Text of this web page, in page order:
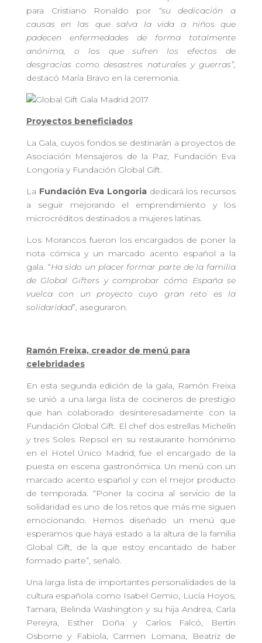
para Cristiano Ronaldo por “su dedicación a
causas en las que salva la vida a niños que
padecen enfermedades de forma totalmente
anónima, o los que sufren los efectos de
desgracias como desastres naturales y guerras”,
destacó María Bravo en la ceremonia.
Proyectos beneficiados
La Gala, cuyos fondos se destinarán a proyectos de
Asociación Mensajeros de la Paz, Fundación Eva
Longoria y Fundación Global Gift.
La Fundación Eva Longoria dedicará los recursos
a seguir mejorando el emprendimiento y los
microcréditos destinados a mujeres latinas.
Los Morancos fueron los encargados de poner la
nota cómica y un marcado acento español a la
gala. “Ha sido un placer formar parte de la familia
de Global Gifters y comprobar cómo España se
vuelca con un proyecto cuyo gran reto es la
solidaridad”, aseguraron.
Ramón Freixa, creador de menú para
celebridades
En esta segunda edición de la gala, Ramón Freixa
se unió a una larga lista de cocineros de prestigio
que han colaborado desinteresadamente con la
Fundación Global Gift. El chef dos estrellas Michelín
y tres Soles Repsol en su restaurante homónimo
en el Hotel Único Madrid, fue el encargado de la
puesta en escena gastronómica. Un menú con un
marcado acento español y con el mejor producto
de temporada. “Poner la cocina al servicio de la
solidaridad es uno de los retos que más me siguen
emocionando. Hemos diseñado un menú que
esperamos que haya estado a la altura de la familia
Global Gift, de la que estoy encantado de haber
formado parte”, señaló.
Una larga lista de importantes personalidades de la
cultura española como Isabel Gemio, Lucía Hoyos,
Tamara, Belinda Washington y su hija Andrea, Carla
Pereyra, Esther Doña y Carlos Falcó, Bertín
Osborne y Fabiola, Carmen Lomana, Beatriz de